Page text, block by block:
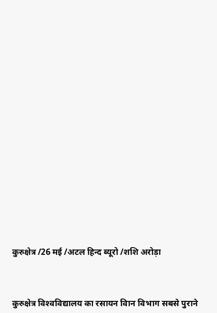
कुरुक्षेत्र /26 मई /अटल हिन्द ब्यूरो /शशि अरोड़ा
कुरुक्षेत्र विश्वविद्यालय का रसायन विज्ञान विभाग सबसे पुराने